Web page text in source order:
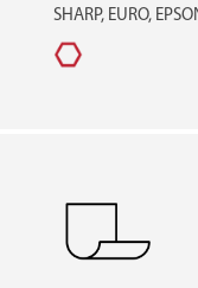
SHARP, EURO,